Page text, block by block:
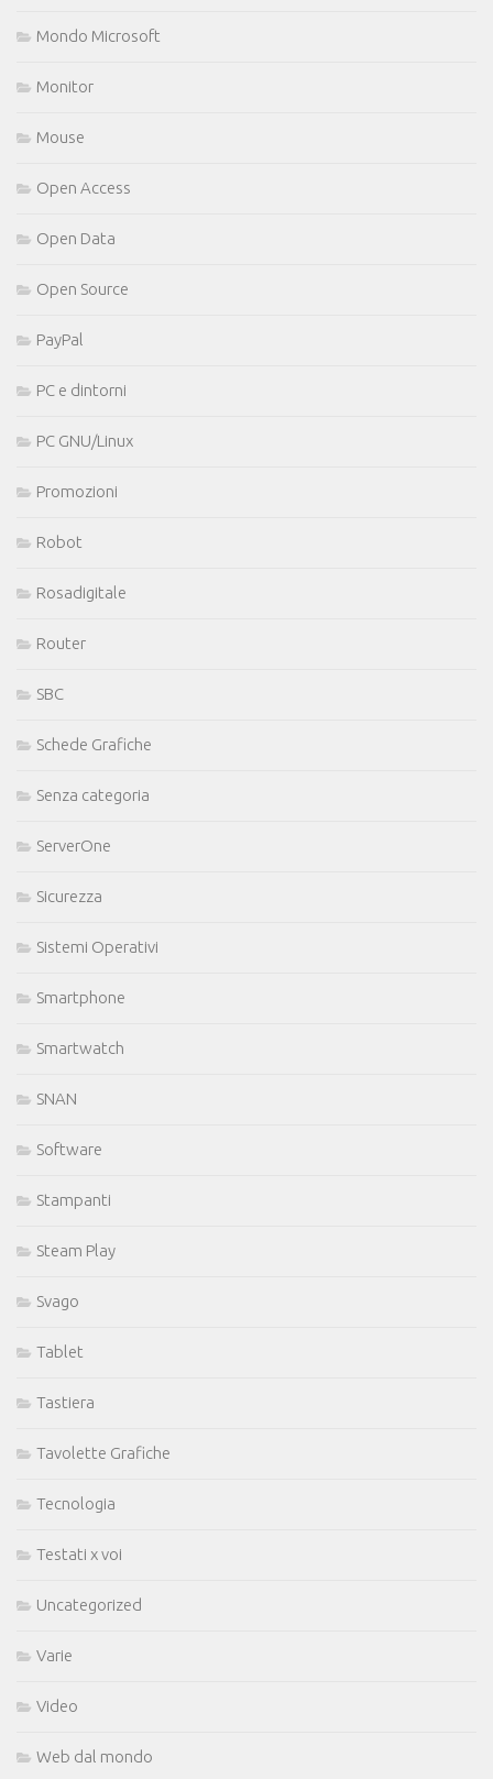
Mondo Microsoft
Monitor
Mouse
Open Access
Open Data
Open Source
PayPal
PC e dintorni
PC GNU/Linux
Promozioni
Robot
Rosadigitale
Router
SBC
Schede Grafiche
Senza categoria
ServerOne
Sicurezza
Sistemi Operativi
Smartphone
Smartwatch
SNAN
Software
Stampanti
Steam Play
Svago
Tablet
Tastiera
Tavolette Grafiche
Tecnologia
Testati x voi
Uncategorized
Varie
Video
Web dal mondo